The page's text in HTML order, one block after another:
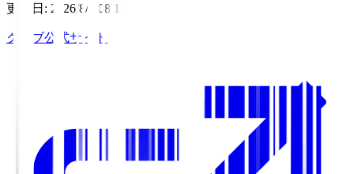
更新日 : 2026/8/7 08:11
クラブ公式サイト